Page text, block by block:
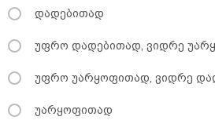
დადებითად
უფრო დადებითად, ვიდრე
უფრო უარყოფითად, ვიდრე
უარყოფითად